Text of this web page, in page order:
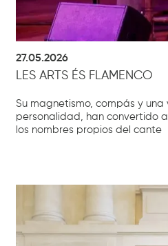
27.05.2026
LES ARTS ÉS FLAMENCO
Su magnetismo, compás y una
personalidad, han convertido
los nombres propios del cante